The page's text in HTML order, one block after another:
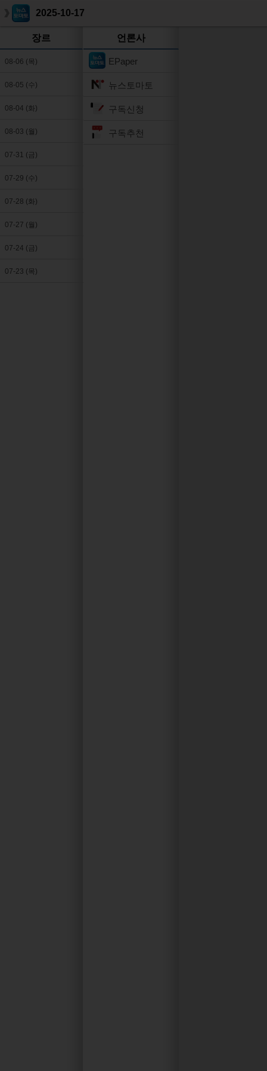
2025-10-17
장르
08-06 (목)
08-05 (수)
08-04 (화)
08-03 (월)
07-31 (금)
07-29 (수)
07-28 (화)
07-27 (월)
07-24 (금)
07-23 (목)
언론사
EPaper
뉴스토마토
구독신청
구독추천